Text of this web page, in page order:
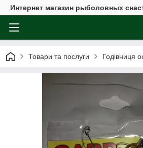
Интернет магазин рыболовных
Товари та послуги Годівниця